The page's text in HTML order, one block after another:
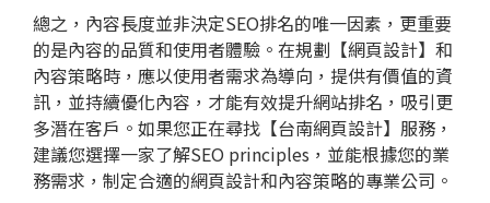
總之，內容長度並非決定SEO排名的唯一因素，更重要
的是內容的品質和使用者體驗。在規劃【網頁設計】和
內容策略時，應以使用者需求為導向，提供有價值的資
訊，並持續優化內容，才能有效提升網站排名，吸引更
多潛在客戶。如果您正在尋找【台南網頁設計】服務，
建議您選擇一家了解SEO principles，並能根據您的業
務需求，制定合適的網頁設計和內容策略的專業公司。